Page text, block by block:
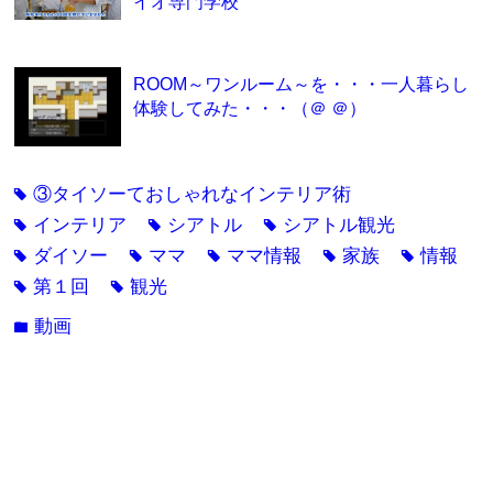
ROOM～ワンルーム～を・・・一人暮らし
体験してみた・・・（＠ ＠）
tag③タイソーておしゃれなインテリア術
tag インテリア tag シアトル tag シアトル観光
tag ダイソー tag ママ tag ママ情報 tag 家族 tag情報
tag第１回 tag観光
folder動画